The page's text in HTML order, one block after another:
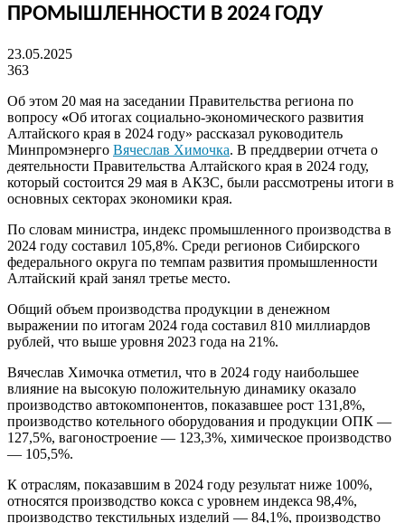
ПРОМЫШЛЕННОСТИ В 2024 ГОДУ
23.05.2025
363
Об этом 20 мая на заседании Правительства региона по
вопросу «Об итогах социально-экономического развития
Алтайского края в 2024 году» рассказал руководитель
Минпромэнерго Вячеслав Химочка. В преддверии отчета о
деятельности Правительства Алтайского края в 2024 году,
который состоится 29 мая в АКЗС, были рассмотрены итоги в
основных секторах экономики края.
По словам министра, индекс промышленного производства в
2024 году составил 105,8%. Среди регионов Сибирского
федерального округа по темпам развития промышленности
Алтайский край занял третье место.
Общий объем производства продукции в денежном
выражении по итогам 2024 года составил 810 миллиардов
рублей, что выше уровня 2023 года на 21%.
Вячеслав Химочка отметил, что в 2024 году наибольшее
влияние на высокую положительную динамику оказало
производство автокомпонентов, показавшее рост 131,8%,
производство котельного оборудования и продукции ОПК —
127,5%, вагоностроение — 123,3%, химическое производство
— 105,5%.
К отраслям, показавшим в 2024 году результат ниже 100%,
относятся производство кокса с уровнем индекса 98,4%,
производство текстильных изделий — 84,1%, производство